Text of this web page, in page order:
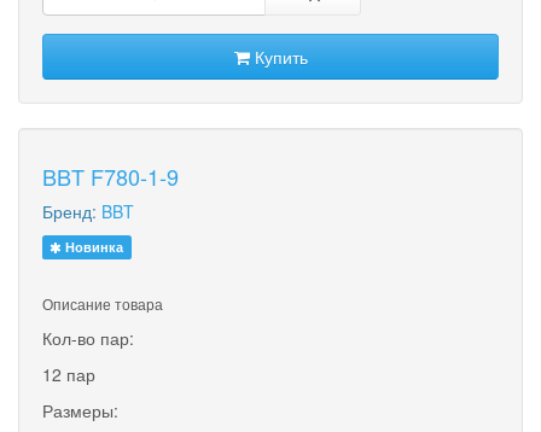
Купить
BBT F780-1-9
Бренд: BBT
Новинка
Описание товара
Кол-во пар:
12 пар
Размеры: